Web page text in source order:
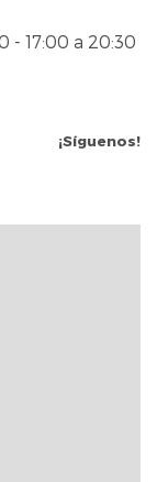
- 17:00 a 20:30
¡Síguenos!